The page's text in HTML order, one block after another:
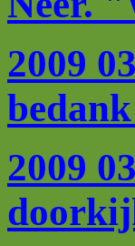
2009
2009